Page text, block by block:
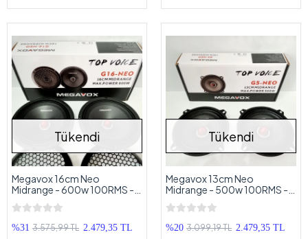
Tükendi
Megavox 16cm Neo
Midrange - 600w 100RMS -
Demir Kapak - Kurşun Göbek
%31 3.575,99 TL 2.479,35 TL
Tükendi
Megavox 13cm Neo
Midrange - 500w 100RMS -
Neo Mıknatıs - Kurşun Göbek
%20 3.099,19 TL 2.479,35 TL